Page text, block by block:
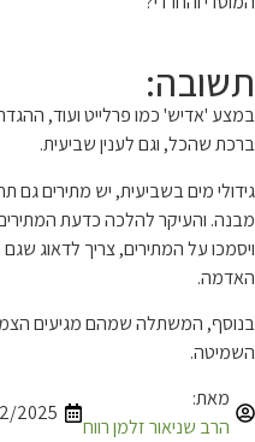
תשובה:
במצע 'אדיש' כמו פרלייט ועוד,
ברכת שהכל, וגם לענין שביעית.
גידולי מים בשביעית, יש מתירים
מבנה. והעיקר להלכה כדעת
ויסמכו על המתירים, צריך לדאוג
האדמה.
בנוסף, המשתלה שמהם מגיעים
השמיטה.
מאת:
הרב שניאור זלמן רווח
09/12/2025 | י"ט